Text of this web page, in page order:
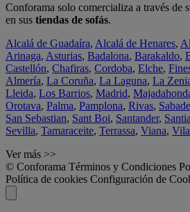
Conforama solo comercializa a través de
en sus tiendas de sofás.
Alcalá de Guadaíra, Alcalá de Henares,
Arinaga, Asturias, Badalona, Barakaldo,
Castellón, Chafiras, Cordoba, Elche,
Almería, La Coruña, La Laguna, La
Lleida, Los Barrios, Madrid,
Orotava, Palma, Pamplona, Rivas,
San Sebastian, Sant Boi, Santander,
Sevilla, Tamaraceite, Terrassa, Viana,
Ver más >>
© Conforama Términos y Condiciones
Política de cookies Configuración de